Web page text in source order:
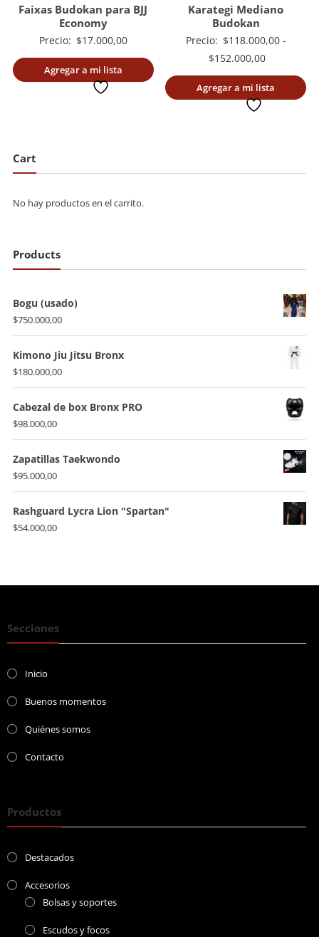
Faixas Budokan para BJJ
Economy
Precio: $17.000,00
Agregar a mi lista
Karategi Mediano
Budokan
Precio: $118.000,00 -
$152.000,00Rango
de
precios:
Agregar a mi lista
Cart
No hay productos en el carrito.
Products
Bogu (usado)
$750.000,00
Kimono Jiu Jitsu Bronx
$180.000,00
Cabezal de box Bronx PRO
$98.000,00
Zapatillas Taekwondo
$95.000,00
Rashguard Lycra Lion "Spartan"
$54.000,00
Secciones
Inicio
Buenos momentos
Quiénes somos
Contacto
Productos
Destacados
Accesorios
Bolsas y soportes
Escudos y focos